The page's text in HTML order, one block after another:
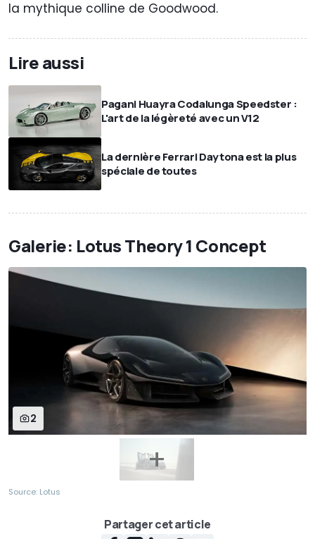
la mythique colline de Goodwood.
Lire aussi
Pagani Huayra Codalunga Speedster :
L'art de la légèreté avec un V12
La dernière Ferrari Daytona est la plus
spéciale de toutes
Galerie: Lotus Theory 1 Concept
2
Source: Lotus
Partager cet article